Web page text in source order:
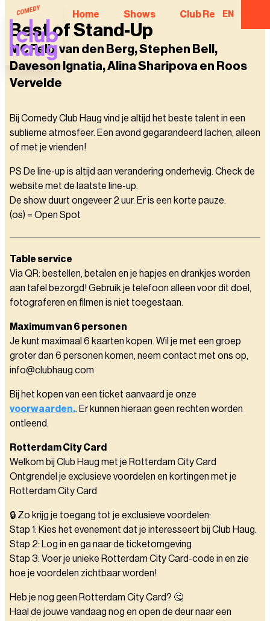
Home Shows Club Regulars
EN
Best of Stand-Up
MC Felix van den Berg, Stephen Bell,
Daveson Ignatia, Alina Sharipova en Roos
Vervelde
Bij Comedy Club Haug vind je altijd het beste talent in een
sublieme atmosfeer. Een avond gegarandeerd lachen, alleen
of met je vrienden!
PS De line-up is altijd aan verandering onderhevig. Check de
website met de laatste line-up.
De show duurt ongeveer 2 uur. Er is een korte pauze.
(os) = Open Spot
Table service
Via QR: bestellen, betalen en je hapjes en drankjes worden
aan tafel bezorgd! Gebruik je telefoon alleen voor dit doel,
fotograferen en filmen is niet toegestaan.
Maximum van 6 personen
Je kunt maximaal 6 kaarten kopen. Wil je met een groep
groter dan 6 personen komen, neem contact met ons op,
info@clubhaug.com
Bij het kopen van een ticket aanvaard je onze
voorwaarden.. Er kunnen hieraan geen rechten worden
ontleend.
Rotterdam City Card
Welkom bij Club Haug met je Rotterdam City Card
Ontgrendel je exclusieve voordelen en kortingen met je
Rotterdam City Card
🔒 Zo krijg je toegang tot je exclusieve voordelen:
Stap 1: Kies het evenement dat je interesseert bij Club Haug.
Stap 2: Log in en ga naar de ticketomgeving
Stap 3: Voer je unieke Rotterdam City Card-code in en zie
hoe je voordelen zichtbaar worden!
Heb je nog geen Rotterdam City Card? 🤔
Haal de jouwe vandaag nog en open de deur naar een